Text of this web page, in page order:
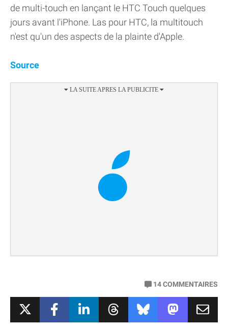
de multi-touch en lançant le HTC Touch quelques
jours avant l'iPhone. Las pour HTC, la multitouch
n'est qu'un des aspects de la plainte d'Apple.
Source
14COMMENTAIRES